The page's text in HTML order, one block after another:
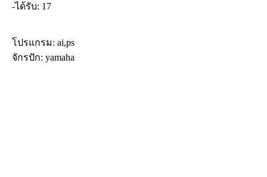
-ได้รับ: 17
โปรแกรม: ai,ps
จักรปัก: yamaha